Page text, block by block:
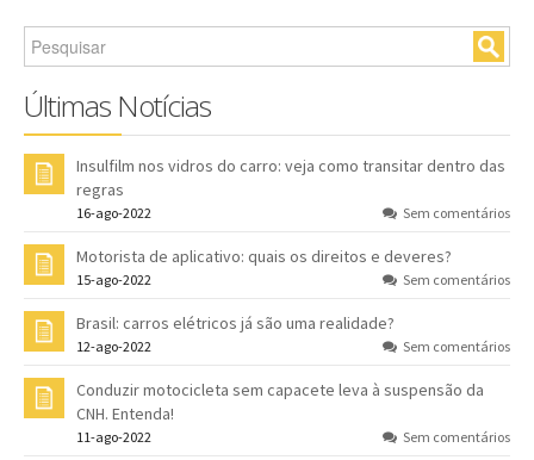
Últimas Notícias
Insulfilm nos vidros do carro: veja como transitar dentro das
regras
16-ago-2022 Sem comentários
Motorista de aplicativo: quais os direitos e deveres?
15-ago-2022 Sem comentários
Brasil: carros elétricos já são uma realidade?
12-ago-2022 Sem comentários
Conduzir motocicleta sem capacete leva à suspensão da
CNH. Entenda!
11-ago-2022 Sem comentários